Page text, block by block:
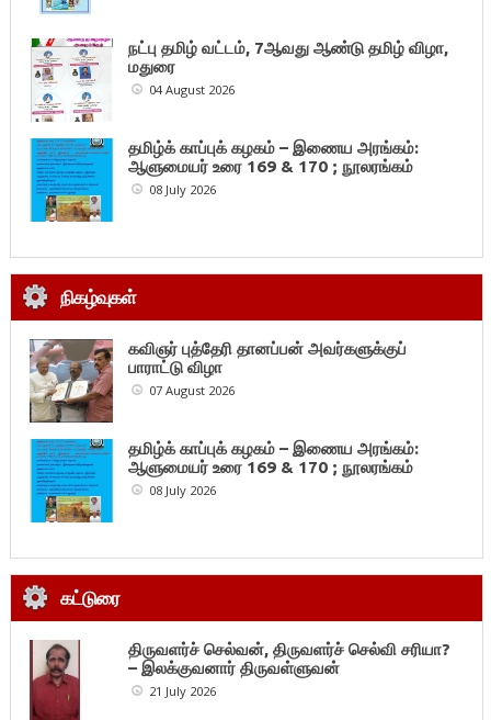
நட்பு தமிழ் வட்டம், 7ஆவது ஆண்டு தமிழ் விழா,
மதுரை
04 August 2026
தமிழ்க் காப்புக் கழகம் – இணைய அரங்கம்:
ஆளுமையர் உரை 169 & 170 ; நூலரங்கம்
08 July 2026
நிகழ்வுகள்
கவிஞர் புத்தேரி தானப்பன் அவர்களுக்குப்
பாராட்டு விழா
07 August 2026
தமிழ்க் காப்புக் கழகம் – இணைய அரங்கம்:
ஆளுமையர் உரை 169 & 170 ; நூலரங்கம்
08 July 2026
கட்டுரை
திருவளர்ச் செல்வன், திருவளர்ச் செல்வி சரியா?
– இலக்குவனார் திருவள்ளுவன்
21 July 2026